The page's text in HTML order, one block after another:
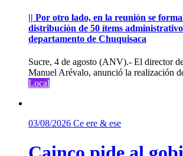
|| Por otro lado, en la reunión se
distribución de 50 ítems
departamento de Chuquisaca
Sucre, 4 de agosto (ANV).- El director
Manuel Arévalo, anunció la realización
Local
03/08/2026 Ce ere & ese